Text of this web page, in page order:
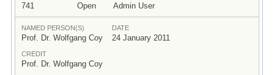
741 Open Admin User
NAMED PERSON(S)
Prof. Dr. Wolfgang Coy
DATE
24 January 2011
CREDIT
Prof. Dr. Wolfgang Coy